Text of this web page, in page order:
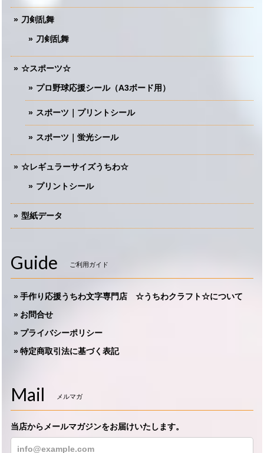
刀剣乱舞
刀剣乱舞
☆スポーツ☆
プロ野球応援シール（A3ボード用）
スポーツ｜プリントシール
スポーツ｜蛍光シール
☆レギュラーサイズうちわ☆
プリントシール
型紙データ
Guide ご利用ガイド
手作り応援うちわ文字専門店 ☆うちわクラフト☆について
お問合せ
プライバシーポリシー
特定商取引法に基づく表記
Mail メルマガ
当店からメールマガジンをお届けいたします。